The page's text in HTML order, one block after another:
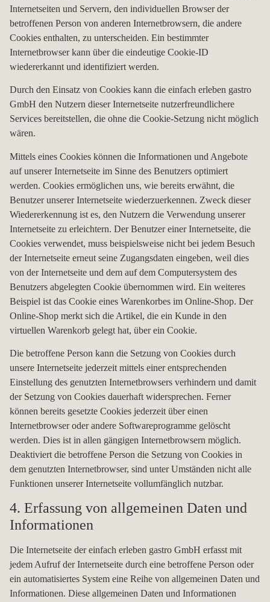
Internetseiten und Servern, den individuellen Browser der
betroffenen Person von anderen Internetbrowsern, die andere
Cookies enthalten, zu unterscheiden. Ein bestimmter
Internetbrowser kann über die eindeutige Cookie-ID
wiedererkannt und identifiziert werden.
Durch den Einsatz von Cookies kann die einfach erleben gastro
GmbH den Nutzern dieser Internetseite nutzerfreundlichere
Services bereitstellen, die ohne die Cookie-Setzung nicht möglich
wären.
Mittels eines Cookies können die Informationen und Angebote
auf unserer Internetseite im Sinne des Benutzers optimiert
werden. Cookies ermöglichen uns, wie bereits erwähnt, die
Benutzer unserer Internetseite wiederzuerkennen. Zweck dieser
Wiedererkennung ist es, den Nutzern die Verwendung unserer
Internetseite zu erleichtern. Der Benutzer einer Internetseite, die
Cookies verwendet, muss beispielsweise nicht bei jedem Besuch
der Internetseite erneut seine Zugangsdaten eingeben, weil dies
von der Internetseite und dem auf dem Computersystem des
Benutzers abgelegten Cookie übernommen wird. Ein weiteres
Beispiel ist das Cookie eines Warenkorbes im Online-Shop. Der
Online-Shop merkt sich die Artikel, die ein Kunde in den
virtuellen Warenkorb gelegt hat, über ein Cookie.
Die betroffene Person kann die Setzung von Cookies durch
unsere Internetseite jederzeit mittels einer entsprechenden
Einstellung des genutzten Internetbrowsers verhindern und damit
der Setzung von Cookies dauerhaft widersprechen. Ferner
können bereits gesetzte Cookies jederzeit über einen
Internetbrowser oder andere Softwareprogramme gelöscht
werden. Dies ist in allen gängigen Internetbrowsern möglich.
Deaktiviert die betroffene Person die Setzung von Cookies in
dem genutzten Internetbrowser, sind unter Umständen nicht alle
Funktionen unserer Internetseite vollumfänglich nutzbar.
4. Erfassung von allgemeinen Daten und
Informationen
Die Internetseite der einfach erleben gastro GmbH erfasst mit
jedem Aufruf der Internetseite durch eine betroffene Person oder
ein automatisiertes System eine Reihe von allgemeinen Daten und
Informationen. Diese allgemeinen Daten und Informationen